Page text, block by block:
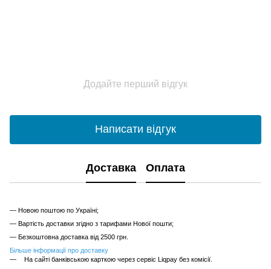
Додайте перший відгук
Написати відгук
Доставка Оплата
— Новою поштою по Україні;
— Вартість доставки згідно з тарифами Нової пошти;
— Безкоштовна доставка від 2500 грн.
Більше інформації про доставку
На сайті банківською карткою через сервіс Liqpay без комісії.